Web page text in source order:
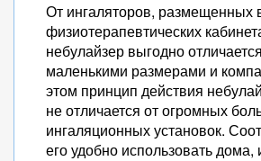
От ингаляторов, размещенных
физиотерапевтических
небулайзер выгодно
маленькими размерами и
этом принцип действия
не отличается от огромных
ингаляционных установок.
его удобно использовать